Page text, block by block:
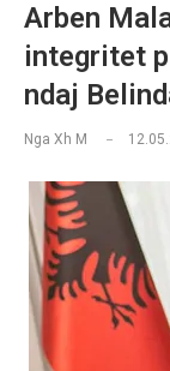
Arben
integritet
ndaj
Nga Xh M